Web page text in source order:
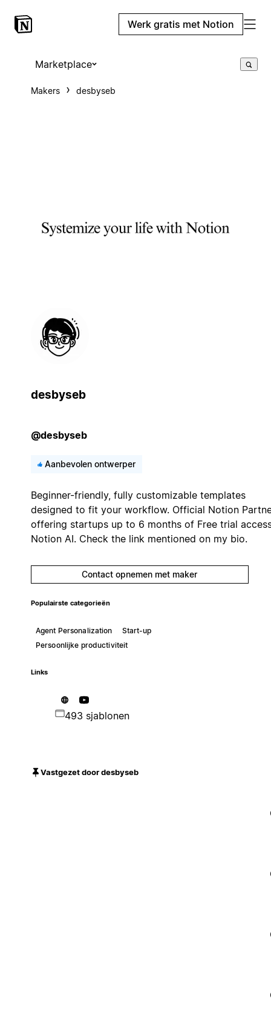
Werk gratis met Notion
Marketplace
Makers desbyseb
desbyseb
@desbyseb
Aanbevolen ontwerper
Beginner-friendly, fully customizable templates
designed to fit your workflow. Official Notion
offering startups up to 6 months of Free trial
Notion AI. Check the link mentioned on my bio.
Contact opnemen met maker
Populairste categorieën
Agent Personalization
Start-up
Persoonlijke productiviteit
Links
493 sjablonen
Vastgezet door desbyseb